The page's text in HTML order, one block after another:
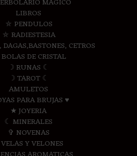
LIBROS
⛤ PENDULOS
⛤ RADIESTESIA
CETROS
DE CRISTAL
☽ RUNAS ☾
☽ TAROT ☾
AMULETOS
PARA BRUJAS ♥
★ JOYERIA
☾ MINERALES
✞ NOVENAS
Y VELONES